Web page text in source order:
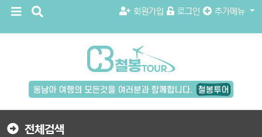
메
버
검
버
회원가입 로그인 추가메뉴
버
튼
전체검색